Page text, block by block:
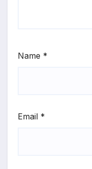
Name *
Email *